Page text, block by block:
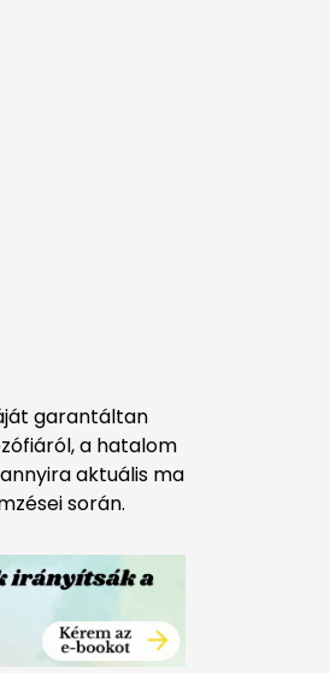
garantáltan
a hatalom
aktuális ma
során.